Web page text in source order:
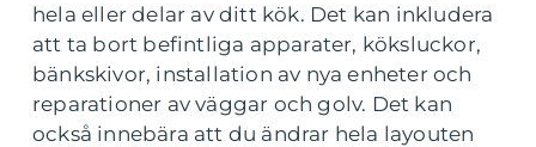
hela eller delar av ditt kök. Det kan inkludera
att ta bort befintliga apparater, köksluckor,
bänkskivor, installation av nya enheter och
reparationer av väggar och golv. Det kan
också innebära att du ändrar hela layouten